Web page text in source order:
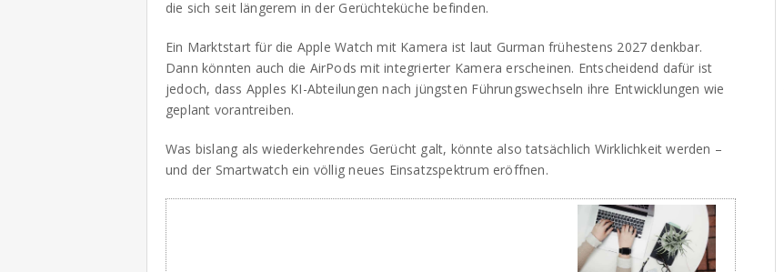
die sich seit längerem in der Gerüchteküche befinden.
Ein Marktstart für die Apple Watch mit Kamera ist laut Gurman frühestens 2027 denkbar.
Dann könnten auch die AirPods mit integrierter Kamera erscheinen. Entscheidend dafür ist
jedoch, dass Apples KI-Abteilungen nach jüngsten Führungswechseln ihre Entwicklungen wie
geplant vorantreiben.
Was bislang als wiederkehrendes Gerücht galt, könnte also tatsächlich Wirklichkeit werden –
und der Smartwatch ein völlig neues Einsatzspektrum eröffnen.